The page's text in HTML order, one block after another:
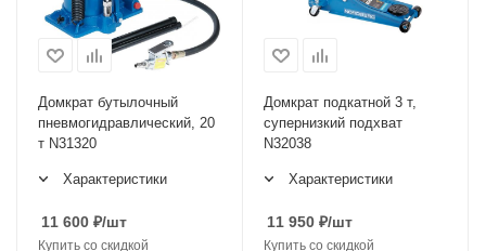
Домкрат бутылочный
пневмогидравлический, 20
т N31320
Характеристики
11 600 ₽/шт
Купить со скидкой
Домкрат подкатной 3 т,
супернизкий подхват
N32038
Характеристики
11 950 ₽/шт
Купить со скидкой